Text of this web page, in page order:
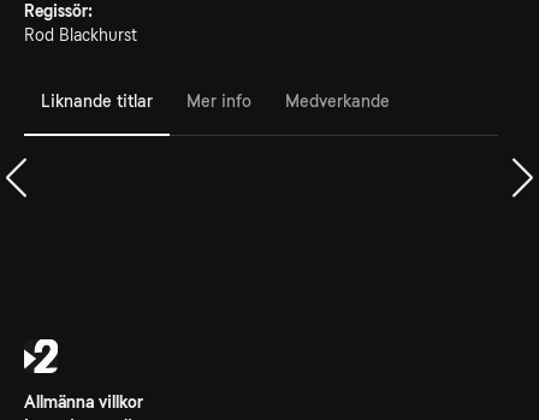
Regissör:
Rod Blackhurst
Liknande titlar Mer info Medverkande
Allmänna villkor